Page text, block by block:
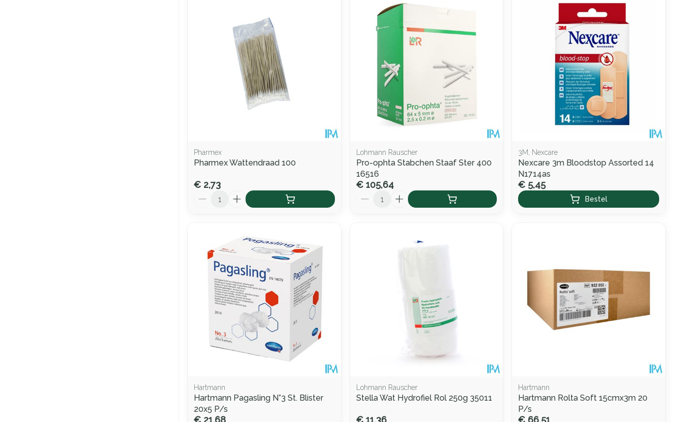
Pharmex
Pharmex Wattendraad 100
€ 2,73
Lohmann Rauscher
Pro-ophta Stabchen Staaf Ster 400
16516
€ 105,64
3M, Nexcare
Nexcare 3m Bloodstop Assorted 14
N1714as
€ 5,45
Bestel
Hartmann
Hartmann Pagasling N°3 St. Blister
20x5 P/s
€ 21,68
Lohmann Rauscher
Stella Wat Hydrofiel Rol 250g 35011
€ 11,36
Hartmann
Hartmann Rolta Soft 15cmx3m 20
P/s
€ 66,51